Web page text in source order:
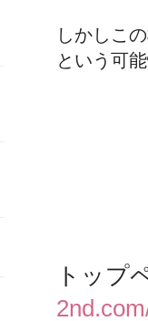
しかしこ
という可
トップ